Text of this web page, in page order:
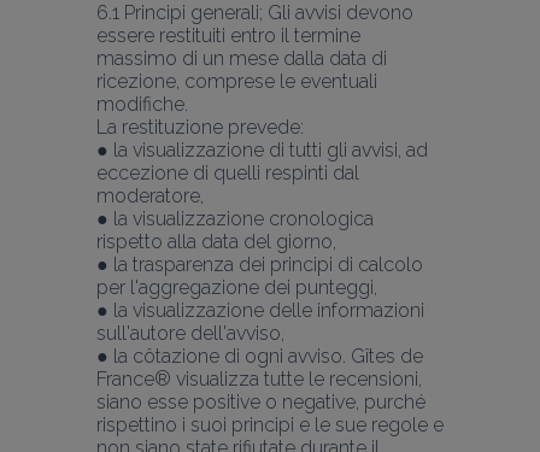
6.1 Principi generali; Gli avvisi devono
essere restituiti entro il termine
massimo di un mese dalla data di
ricezione, comprese le eventuali
modifiche.
La restituzione prevede:
● la visualizzazione di tutti gli avvisi, ad
eccezione di quelli respinti dal
moderatore,
● la visualizzazione cronologica
rispetto alla data del giorno,
● la trasparenza dei principi di calcolo
per l'aggregazione dei punteggi,
● la visualizzazione delle informazioni
sull'autore dell'avviso,
● la côtazione di ogni avviso. Gîtes de
France® visualizza tutte le recensioni,
siano esse positive o negative, purché
rispettino i suoi principi e le sue regole e